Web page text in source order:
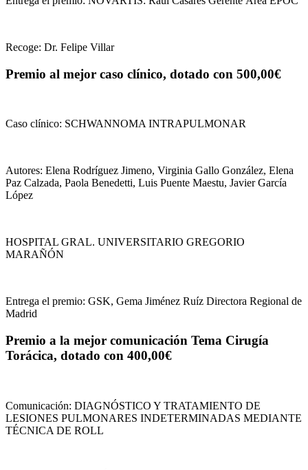
Recoge: Dr. Felipe Villar
Premio al mejor caso clínico, dotado con 500,00€
Caso clínico: SCHWANNOMA INTRAPULMONAR
Autores: Elena Rodríguez Jimeno, Virginia Gallo González, Elena
Paz Calzada, Paola Benedetti, Luis Puente Maestu, Javier García
López
HOSPITAL GRAL. UNIVERSITARIO GREGORIO
MARAÑÓN
Entrega el premio: GSK, Gema Jiménez Ruíz Directora Regional de
Madrid
Premio a la mejor comunicación Tema Cirugía
Torácica, dotado con 400,00€
Comunicación: DIAGNÓSTICO Y TRATAMIENTO DE
LESIONES PULMONARES INDETERMINADAS MEDIANTE
TÉCNICA DE ROLL